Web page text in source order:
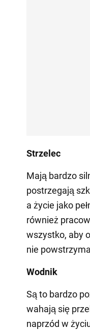
Strzelec
Mają bardzo
postrzegają
a życie jako
również
wszystko, aby
nie
Wodnik
Są to bardzo
wahają się
naprzód w